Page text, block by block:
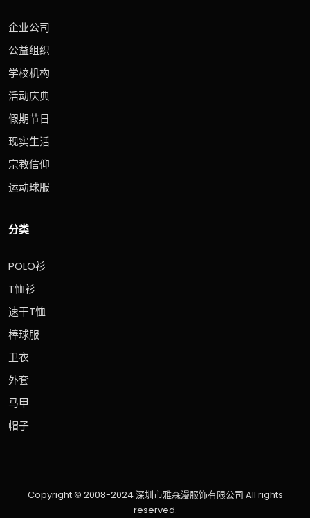
企业公司
公益组织
学校机构
活动庆典
假期节日
现实生活
宗教信仰
运动球服
分类
POLO衫
T恤衫
速干T恤
棒球服
卫衣
外套
马甲
帽子
Copyright © 2008-2024 深圳市雅森漫服饰有限公司 All rights
reserved.